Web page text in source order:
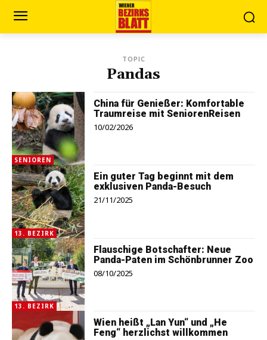
TOPIC
Pandas
SENIOREN
China für Genießer: Komfortable
Traumreise mit SeniorenReisen
10/02/2026
13. BEZIRK
Ein guter Tag beginnt mit dem
exklusiven Panda-Besuch
21/11/2025
13. BEZIRK
Flauschige Botschafter: Neue
Panda-Paten im Schönbrunner Zoo
08/10/2025
Wien heißt „Lan Yun“ und „He
Feng“ herzlichst willkommen